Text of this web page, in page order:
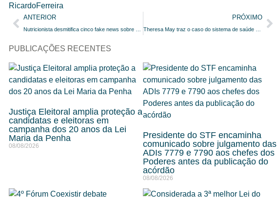
RicardoFerreira
ANTERIOR PRÓXIMO
PUBLICAÇÕES RECENTES
Justiça Eleitoral amplia proteção a
candidatas e eleitoras em
campanha dos 20 anos da Lei
Maria da Penha
08/08/2026
Presidente do STF encaminha
comunicado sobre julgamento das
ADIs 7779 e 7790 aos chefes dos
Poderes antes da publicação do
acórdão
08/08/2026